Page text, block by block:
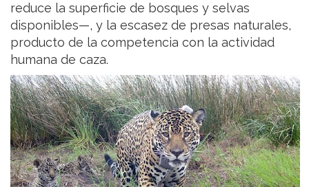
reduce la superficie de bosques y selvas
disponibles—, y la escasez de presas naturales,
producto de la competencia con la actividad
humana de caza.